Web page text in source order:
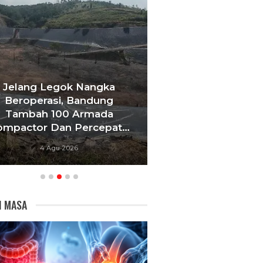
Jelang Legok Nangka
Beroperasi, Bandung
Tambah 100 Armada
Dan Percepat…
4 Agu 2026
MASA